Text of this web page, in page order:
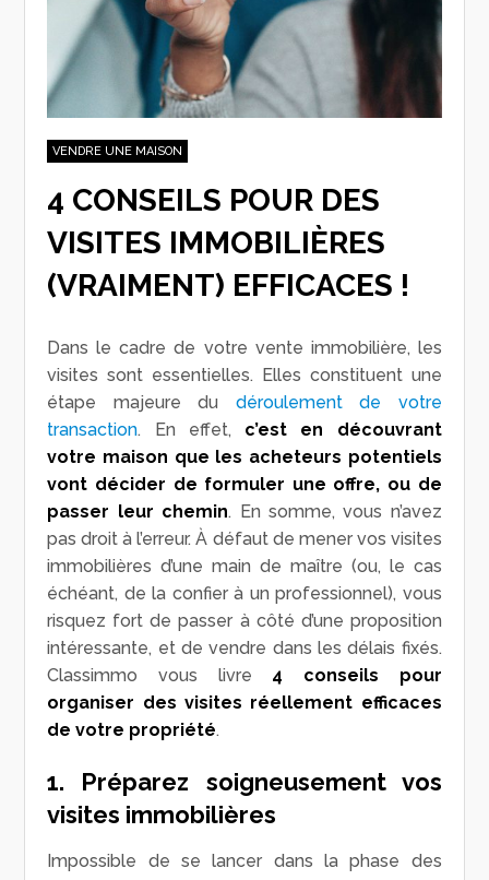
VENDRE UNE MAISON
4 CONSEILS POUR DES
VISITES IMMOBILIÈRES
(VRAIMENT) EFFICACES !
Dans le cadre de votre vente immobilière, les
visites sont essentielles. Elles constituent une
étape majeure du déroulement de votre
transaction. En effet, c’est en découvrant
votre maison que les acheteurs potentiels
vont décider de formuler une offre, ou de
passer leur chemin. En somme, vous n’avez
pas droit à l’erreur. À défaut de mener vos visites
immobilières d’une main de maître (ou, le cas
échéant, de la confier à un professionnel), vous
risquez fort de passer à côté d’une proposition
intéressante, et de vendre dans les délais fixés.
Classimmo vous livre 4 conseils pour
organiser des visites réellement efficaces
de votre propriété.
1. Préparez soigneusement vos
visites immobilières
Impossible de se lancer dans la phase des